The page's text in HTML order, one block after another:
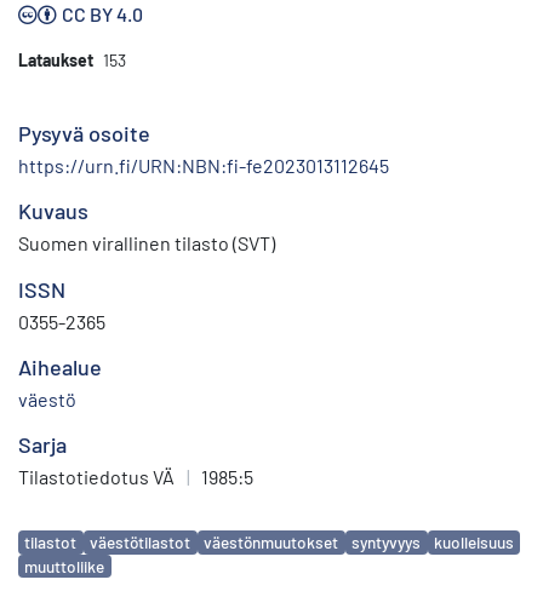
CC BY 4.0
Lataukset 153
Pysyvä osoite
https://urn.fi/URN:NBN:fi-fe2023013112645
Kuvaus
Suomen virallinen tilasto (SVT)
ISSN
0355-2365
Aihealue
väestö
Sarja
Tilastotiedotus VÄ | 1985:5
Avainsanat
tilastot väestötilastot väestönmuutokset syntyvyys
kuolleisuus
muuttoliike